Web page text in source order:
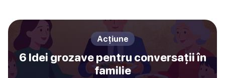
Acțiune
6 Idei grozave pentru conversații în
familie